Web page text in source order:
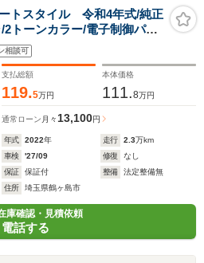
トスタイル 令和4年式/純正
トーンカラー/電子制御パー
ア/アダプティブクルーズコ
席テーブル/LEDライト/キ
相談可
支払総額
119.5万円
本体価格
111.8万円
通常ローン 月々 13,100円
年式 2022年 走行 2.3万km
車検
'27/09 修復
なし
保証
保証付 整備
法定整備無
住所
埼玉県鶴ヶ島市
庫確認・見積依頼
電話する